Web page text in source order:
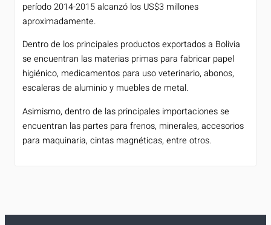
período 2014-2015 alcanzó los US$3 millones
aproximadamente.
Dentro de los principales productos exportados a Bolivia
se encuentran las materias primas para fabricar papel
higiénico, medicamentos para uso veterinario, abonos,
escaleras de aluminio y muebles de metal.
Asimismo, dentro de las principales importaciones se
encuentran las partes para frenos, minerales, accesorios
para maquinaria, cintas magnéticas, entre otros.